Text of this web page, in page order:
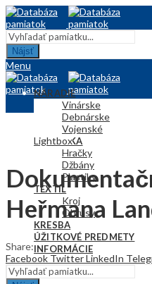
Nájsť
Menu
NÁRADIE
Vinárske
Debnárske
Vojenské
KERAMIKA
Hračky
Džbány
Plastiky
TEXTIL
Kroj
Obrusy
KRESBA
ÚŽITKOVÉ PREDMETY
INFORMÁCIE
Lightbox
Heřmana
Share:
Facebook TwitterLinkedIn